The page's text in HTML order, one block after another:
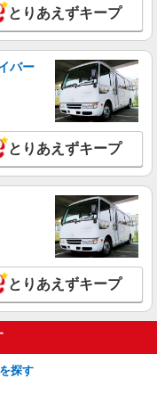
とりあえずキープ
バー
とりあえずキープ
とりあえずキープ
探す